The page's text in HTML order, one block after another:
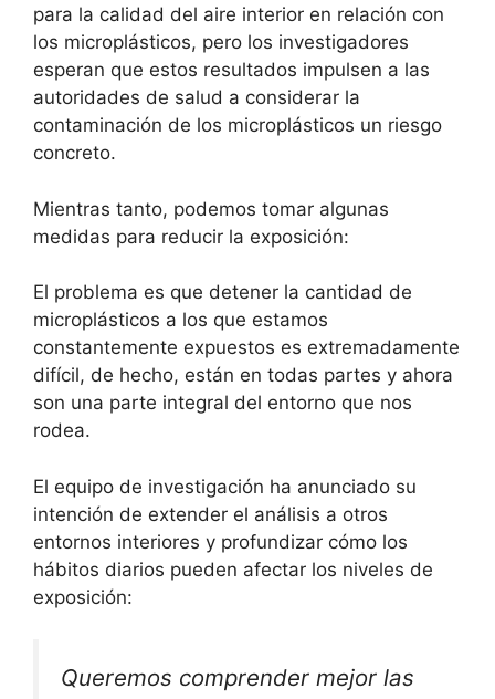
para la calidad del aire interior en relación con
los microplásticos, pero los investigadores
esperan que estos resultados impulsen a las
autoridades de salud a considerar la
contaminación de los microplásticos un riesgo
concreto.
Mientras tanto, podemos tomar algunas
medidas para reducir la exposición:
El problema es que detener la cantidad de
microplásticos a los que estamos
constantemente expuestos es extremadamente
difícil, de hecho, están en todas partes y ahora
son una parte integral del entorno que nos
rodea.
El equipo de investigación ha anunciado su
intención de extender el análisis a otros
entornos interiores y profundizar cómo los
hábitos diarios pueden afectar los niveles de
exposición:
Queremos comprender mejor las